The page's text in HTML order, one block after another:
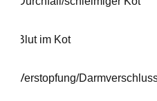
Blut im Kot
Verstopfung/